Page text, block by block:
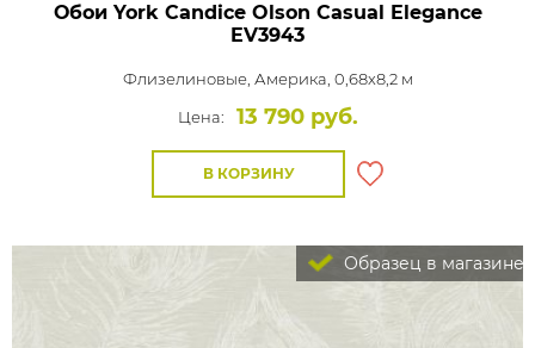
Обои York Candice Olson Casual Elegance
EV3943
Флизелиновые, Америка, 0,68x8,2 м
Цена:
13 790 руб.
В КОРЗИНУ
Образец в магазине